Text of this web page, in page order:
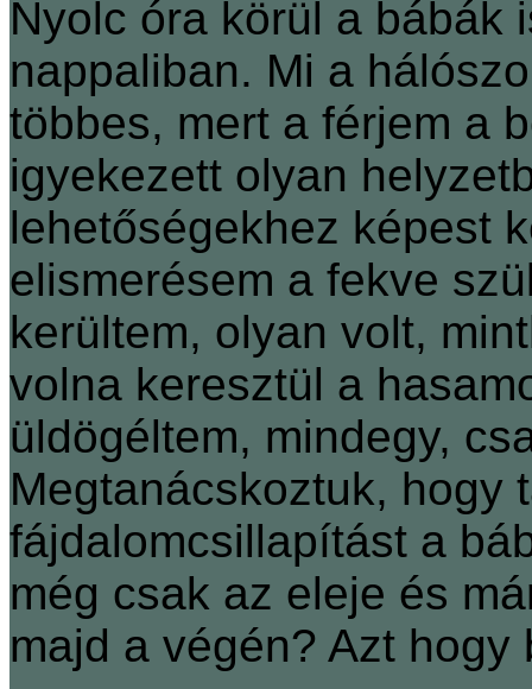
Nyolc óra körül a bábák
nappaliban. Mi a
többes, mert a férjem a
igyekezett olyan
lehetőségekhez képest
elismerésem a fekve
kerültem, olyan volt,
volna keresztül a
üldögéltem, mindegy,
Megtanácskoztuk, hogy
fájdalomcsillapítást a
még csak az eleje és
majd a végén? Azt hogy